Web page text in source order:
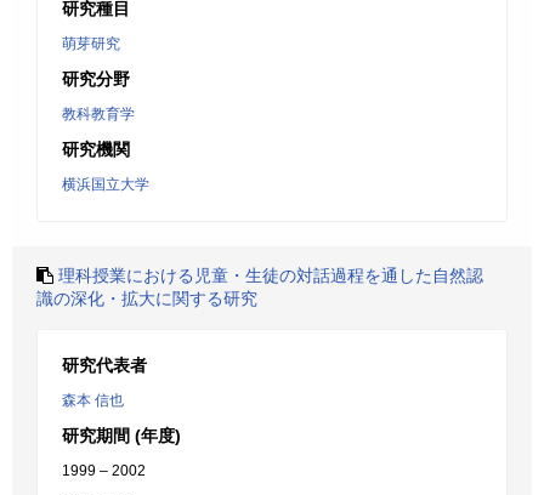
研究種目
萌芽研究
研究分野
教科教育学
研究機関
横浜国立大学
理科授業における児童・生徒の対話過程を通した自然認
識の深化・拡大に関する研究
研究代表者
森本 信也
研究期間 (年度)
1999 – 2002